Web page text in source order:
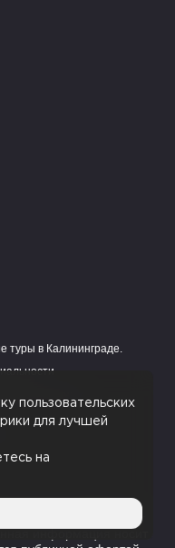
на YouTube
туры в Калининграде.
данных
сервисом,
туров и не оказывает
информация носит
пользовательских
для лучшей
на